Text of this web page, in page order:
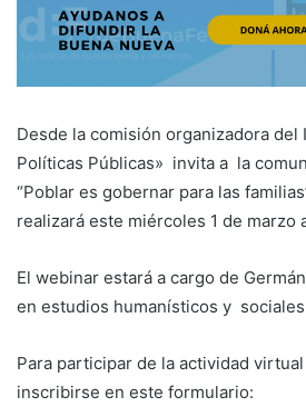
Desde la comisión organizadora del
Políticas Públicas» invita a la
“Poblar es gobernar para las
realizará este miércoles 1 de marzo
El webinar estará a cargo de
en estudios humanísticos y
Para participar de la actividad
inscribirse en este formulario: